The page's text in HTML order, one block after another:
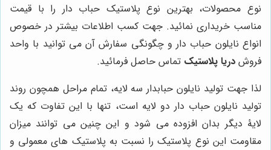
نوع محصولات، بهترین نوع پلاستیک حباب دار را با قیمت
مناسب خریداری نمائید. جهت کسب اطلاعات بیشتر در خصوص
انواع نایلون حباب دار و چگونگی سفارش آن می توانید با واحد
فروش دریا پلاستیک تماس حاصل فرمائید.
لذا جهت تولید نایلون حبابدار سه لایه، تمام مراحل همچون روند
تولید نایلون حباب دار دو لایه است، تنها با این تفاوت که یک
لایۀ دیگر بدان افزوده می شود و این چنین می توانند میزان
مقاومت این نوع پلاستیک را نسبت به پلاستیک های معمولی و